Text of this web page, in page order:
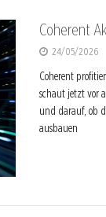
Coherent
24/05/2026
Coherent
schaut jetzt vor
und darauf, ob
ausbauen